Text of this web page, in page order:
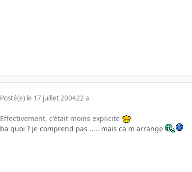
Posté(e) le 17 juillet 200422 a
Effectivement, c'était moins explicite
ba quoi ? je comprend pas ..... mais ca m arrange